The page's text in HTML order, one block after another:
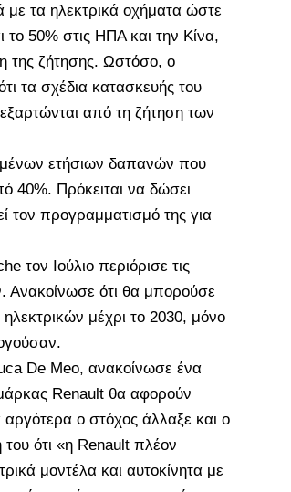
με τα ηλεκτρικά οχήματα ώστε
50% στις ΗΠΑ και την Κίνα,
της ζήτησης. Ωστόσο, ο
τα σχέδια κατασκευής του
από τη ζήτηση των
ετήσιων δαπανών που
40%. Πρόκειται να δώσει
τον προγραμματισμό της για
τον Ιούλιο περιόρισε τις
Ανακοίνωσε ότι θα μπορούσε
μέχρι το 2030, μόνο
De Meo, ανακοίνωσε ένα
Renault θα αφορούν
ο στόχος άλλαξε και ο
ότι «η Renault πλέον
μοντέλα και αυτοκίνητα με